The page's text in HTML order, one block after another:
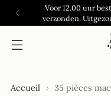
Voor 12.00 uur
verzonden.
Accueil 35 pièces